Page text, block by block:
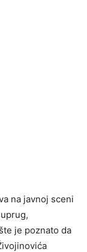
na javnoj sceni
je poznato da